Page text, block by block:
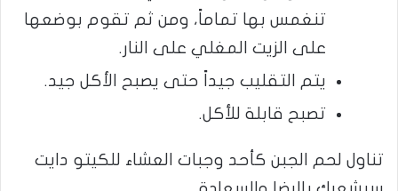
تنغمس بها تماماً، ومن ثم تقوم بوضعها
على الزيت المغلي على النار.
يتم التقليب جيداً حتى يصبح الأكل جيد.
تصبح قابلة للأكل.
تناول لحم الجبن كأحد وجبات العشاء للكيتو دايت